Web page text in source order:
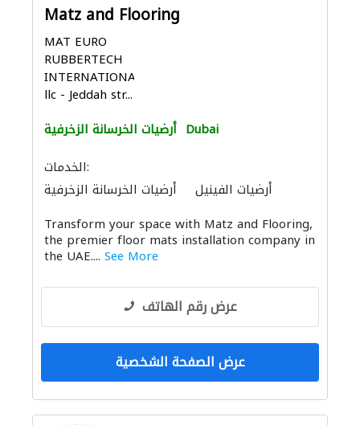
Matz and Flooring
MAT EURO
RUBBERTECH
INTERNATIONAL
llc - Jeddah str...
أرضيات الخرسانة الزخرفية Dubai
الخدمات:
أرضيات الخرسانة الزخرفية
أرضيات الفينيل
Transform your space with Matz and Flooring,
the premier floor mats installation company in
the UAE.... See More
عرض رقم الهاتف
عرض الصفحة الشخصية